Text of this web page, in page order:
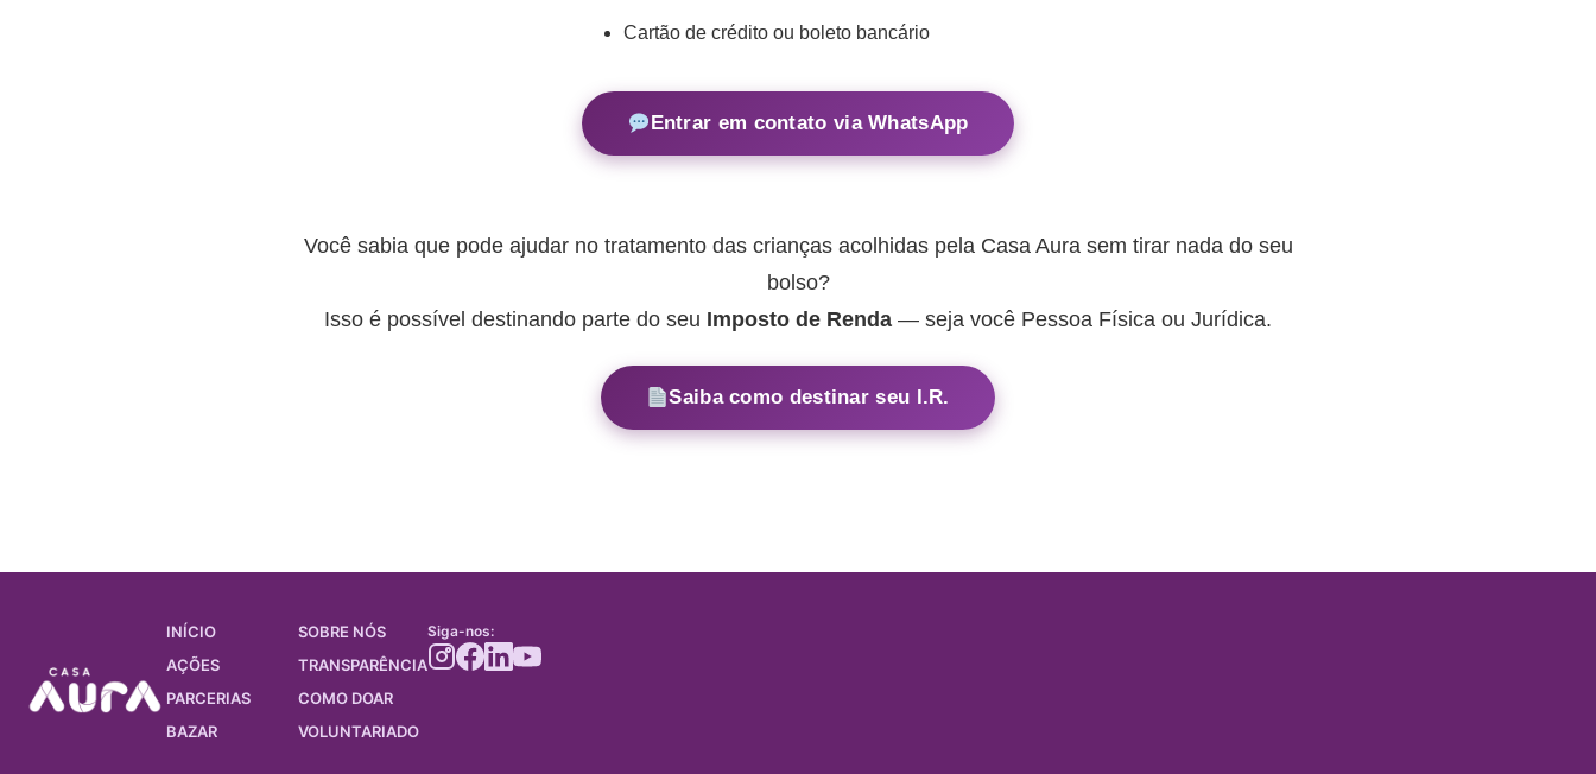
Cartão de crédito ou boleto bancário
Entrar em contato via WhatsApp
Você sabia que pode ajudar no tratamento das crianças acolhidas pela Casa Aura sem tirar nada do seu
bolso?
Isso é possível destinando parte do seu Imposto de Renda — seja você Pessoa Física ou Jurídica.
Saiba como destinar seu I.R.
INÍCIO
SOBRE NÓS
AÇÕES
TRANSPARÊNCIA
PARCERIAS
COMO DOAR
BAZAR
VOLUNTARIADO
Siga-nos: